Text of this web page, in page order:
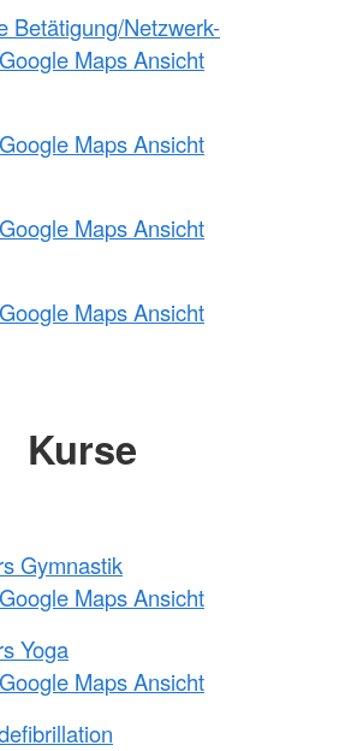
Betätigung/Netzwerk-
Maps Ansicht
Maps Ansicht
Maps Ansicht
Maps Ansicht
Kurse
Gymnastik
Maps Ansicht
Yoga
Maps Ansicht